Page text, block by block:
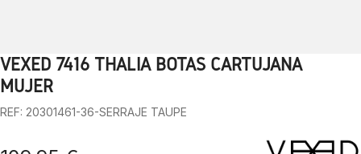
2 3 4 5 6 7 8 9 10
VEXED 7416 THALIA BOTAS CARTUJANA
MUJER
REF: 20301461-36-SERRAJE TAUPE